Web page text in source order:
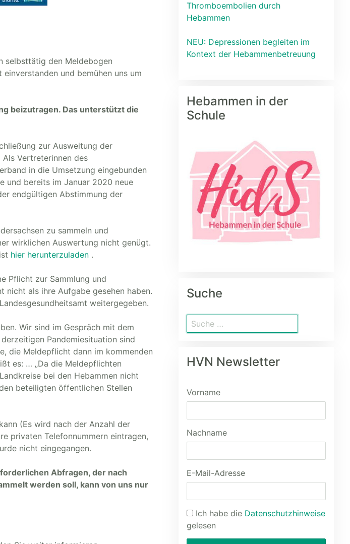
selbsttätig den Meldebogen
und bemühen uns um
beizutragen. Das unterstützt die
zur Ausweitung der
Vertreterinnen des
in die Umsetzung eingebunden
und bereits im Januar 2020 neue
endgültigen Abstimmung der
zu sammeln und
wirklichen Auswertung nicht genügt.
hier herunterzuladen .
Pflicht zur Sammlung und
als ihre Aufgabe gesehen haben.
weitergegeben.
Wir sind im Gespräch mit dem
Pandemiesituation sind
die Meldepflicht dann im kommenden
es: … „Da die Meldepflichten
bei den Hebammen nicht
beteiligten öffentlichen Stellen
(Es wird nach der Anzahl der
privaten Telefonnummern eintragen,
nicht eingegangen.
Abfragen, der nach
werden soll, kann von uns nur
Thromboembolien durch
Hebammen
NEU: Depressionen begleiten im
Kontext der Hebammenbetreuung
Hebammen in der
Schule
Suche
HVN Newsletter
Vorname
Nachname
E-Mail-Adresse
Ich habe die Datenschutzhinweise
gelesen